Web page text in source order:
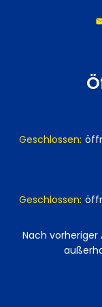
Klicken, um
Geschlossen:
Klicken, um
Geschlossen:
Nach